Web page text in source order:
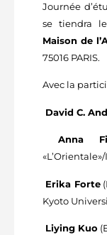
Journée
se tiendra le
Maison de
75016 PARIS.
Avec la
David C.
Anna
«L’Orientale»/
Erika Forte
Kyoto
Liying Kuo